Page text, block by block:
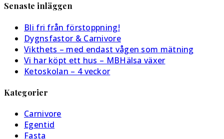
Senaste inläggen
Bli fri från förstoppning!
Dygnsfastor & Carnivore
Vikthets – med endast vågen som mätning
Vi har köpt ett hus – MBHälsa växer
Ketoskolan – 4 veckor
Kategorier
Carnivore
Egentid
Fasta